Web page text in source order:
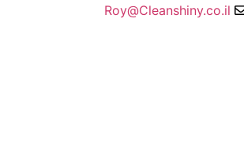
Roy@Cleanshiny.co.il